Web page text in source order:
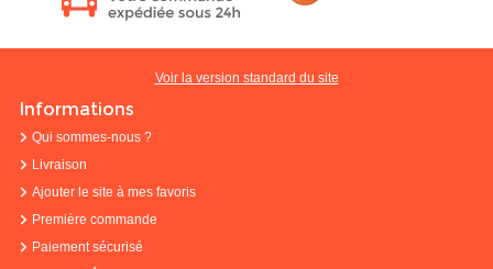
Voir la version standard du site
Informations
Qui sommes-nous ?
Livraison
Ajouter le site à mes favoris
Première commande
Paiement sécurisé